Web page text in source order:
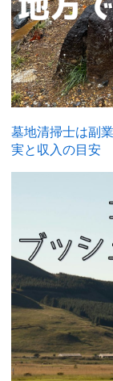
墓地清掃士は副
実と収入の目安